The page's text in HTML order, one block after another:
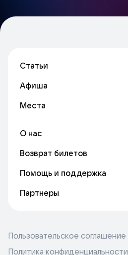
Статьи
Афиша
Места
О нас
Возврат билетов
Помощь и поддержка
Партнеры
Пользовательское соглашение
Политика конфиденциальности